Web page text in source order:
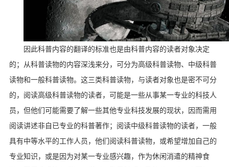
因此科普内容的翻译的标准也是由科普内容的读者对象决定
的；从科普读物的内容深浅来分，可分为高级科普读物、中级科普
读物和一般科普读物。这三类科普读物，与读者对象也是密不可分
的，阅读高级科普读物的读者，可能是一些从事某一专业的科技人
员，但他们可能需要了解一些其他专业科技发展的现状，因而需用
阅读讲述非自已专业的科普著作；阅读中级科普读物的读者，一般
具有中等水平的工作人员，他们阅读科普读物，或希望增加自己的
专业知识，或是因为对某一专业感兴趣，作为休闲消遣的精神食